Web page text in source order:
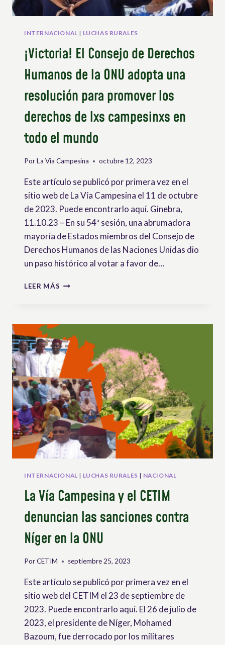
INTERNACIONAL | LUCHAS RURALES
¡Victoria! El Consejo de Derechos
Humanos de la ONU adopta una
resolución para promover los
derechos de lxs campesinxs en
todo el mundo
PorLa Via Campesina octubre 12, 2023
Este artículo se publicó por primera vez en el
sitio web de La Vía Campesina el 11 de octubre
de 2023. Puede encontrarlo aquí. Ginebra,
11.10.23 – En su 54ª sesión, una abrumadora
mayoría de Estados miembros del Consejo de
Derechos Humanos de las Naciones Unidas dio
un paso histórico al votar a favor de…
LEER MÁS ¡VICTORIA!
DERECHOS
HUMANOS
DE
LA
ONU
ADOPTA
UNA
RESOLUCIÓN
PARA
PROMOVER
LOS
DERECHOS
DE
CAMPESINXS
TODO
MUNDO
INTERNACIONAL | LUCHAS RURALES | NACIONAL
La Vía Campesina y el CETIM
denuncian las sanciones contra
Níger en la ONU
PorCETIM septiembre 25, 2023
Este artículo se publicó por primera vez en el
sitio web del CETIM el 23 de septiembre de
2023. Puede encontrarlo aquí. El 26 de julio de
2023, el presidente de Níger, Mohamed
Bazoum, fue derrocado por los militares